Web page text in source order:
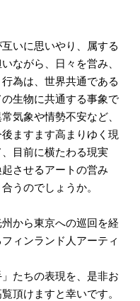
いに思いやり、属する
ながら、日々を営み、
為は、世界共通である
生物に共通する事象で
気象や情勢不安など、
ますます高まりゆく現
目前に横たわる現実
させるアートの営み
うのでしょうか。
から東京への巡回を経
ィンランド人アーティ
」たちの表現を、是非お
頂けますと幸いです。